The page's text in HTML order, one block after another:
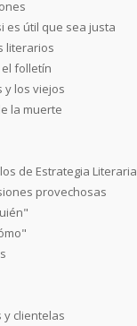
es útil que sea justa
literarios
folletín
y los viejos
la muerte
de Estrategia Literaria
provechosas
y clientelas